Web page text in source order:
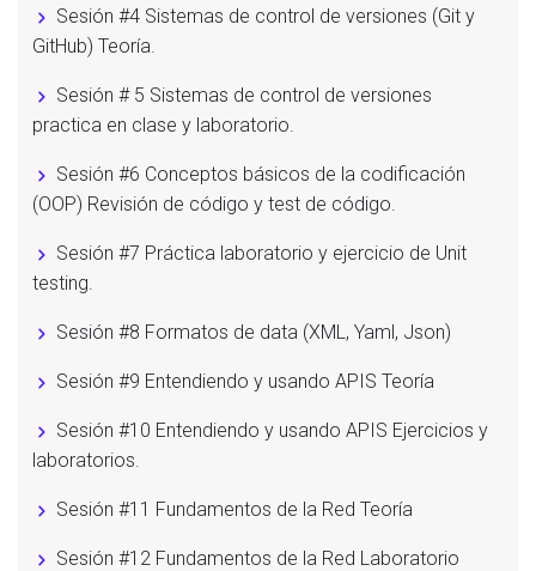
Sesión #4 Sistemas de control de versiones (Git y
GitHub) Teoría.
Sesión # 5 Sistemas de control de versiones
practica en clase y laboratorio.
Sesión #6 Conceptos básicos de la codificación
(OOP) Revisión de código y test de código.
Sesión #7 Práctica laboratorio y ejercicio de Unit
testing.
Sesión #8 Formatos de data (XML, Yaml, Json)
Sesión #9 Entendiendo y usando APIS Teoría
Sesión #10 Entendiendo y usando APIS Ejercicios y
laboratorios.
Sesión #11 Fundamentos de la Red Teoría
Sesión #12 Fundamentos de la Red Laboratorio